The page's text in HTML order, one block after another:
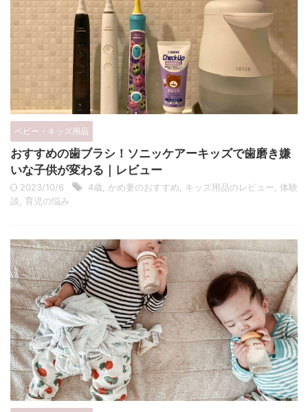
ベビー・キッズ用品
おすすめの歯ブラシ！ソニッケアーキッズで歯磨き嫌
いな子供が変わる｜レビュー
2023/10/6 4歳 かめ妻のおすすめ キッズ用品のレビュー 体験
談 育児の悩み